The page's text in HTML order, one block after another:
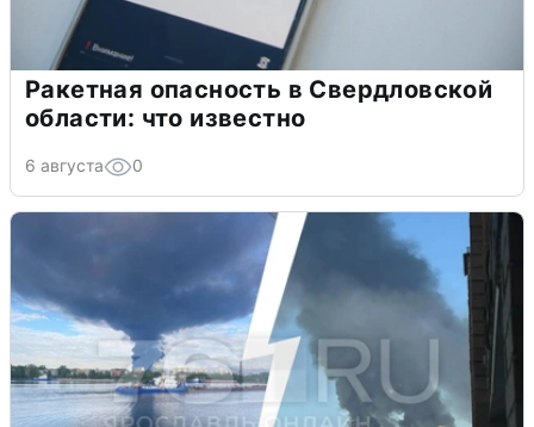
Ракетная опасность в Свердловской
области: что известно
6 августа 0